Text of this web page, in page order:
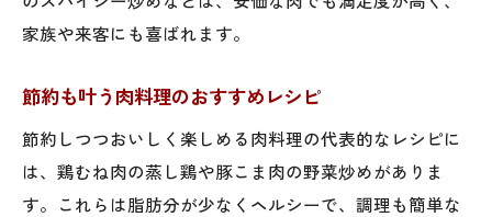
家族や来客にも喜ばれます。
節約も叶う肉料理のおすすめレシピ
節約しつつおいしく楽しめる肉料理の代表的なレシピに
は、鶏むね肉の蒸し鶏や豚こま肉の野菜炒めがありま
す。これらは脂肪分が少なくヘルシーで、調理も簡単な